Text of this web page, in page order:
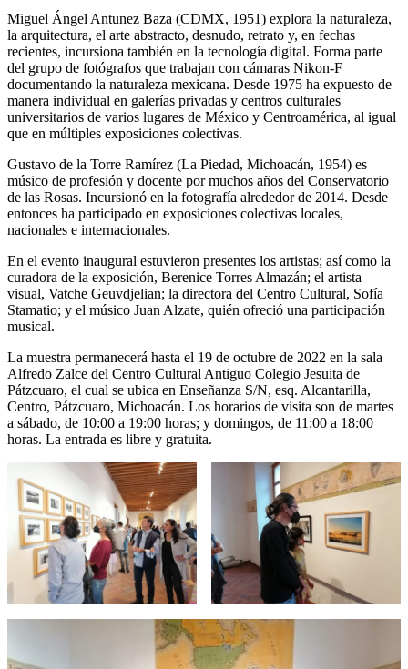
Miguel Ángel Antunez Baza (CDMX, 1951) explora la naturaleza,
la arquitectura, el arte abstracto, desnudo, retrato y, en fechas
recientes, incursiona también en la tecnología digital. Forma parte
del grupo de fotógrafos que trabajan con cámaras Nikon-F
documentando la naturaleza mexicana. Desde 1975 ha expuesto de
manera individual en galerías privadas y centros culturales
universitarios de varios lugares de México y Centroamérica, al igual
que en múltiples exposiciones colectivas.
Gustavo de la Torre Ramírez (La Piedad, Michoacán, 1954) es
músico de profesión y docente por muchos años del Conservatorio
de las Rosas. Incursionó en la fotografía alrededor de 2014. Desde
entonces ha participado en exposiciones colectivas locales,
nacionales e internacionales.
En el evento inaugural estuvieron presentes los artistas; así como la
curadora de la exposición, Berenice Torres Almazán; el artista
visual, Vatche Geuvdjelian; la directora del Centro Cultural, Sofía
Stamatio; y el músico Juan Alzate, quién ofreció una participación
musical.
La muestra permanecerá hasta el 19 de octubre de 2022 en la sala
Alfredo Zalce del Centro Cultural Antiguo Colegio Jesuita de
Pátzcuaro, el cual se ubica en Enseñanza S/N, esq. Alcantarilla,
Centro, Pátzcuaro, Michoacán. Los horarios de visita son de martes
a sábado, de 10:00 a 19:00 horas; y domingos, de 11:00 a 18:00
horas. La entrada es libre y gratuita.